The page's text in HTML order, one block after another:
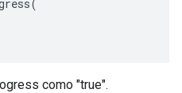
como "true".